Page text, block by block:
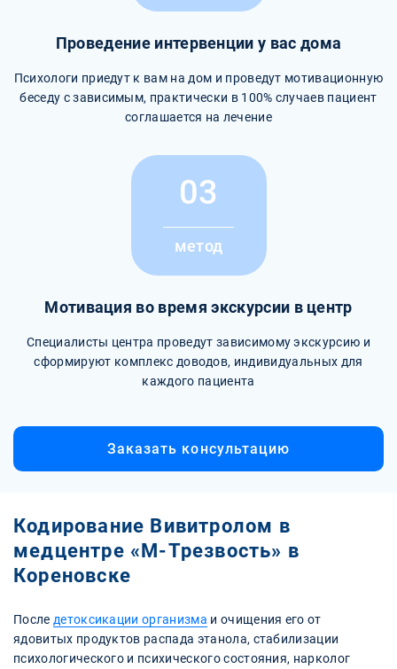
Проведение интервенции у вас дома
Психологи приедут к вам на дом и проведут мотивационную
беседу с зависимым, практически в 100% случаев пациент
соглашается на лечение
03
метод
Мотивация во время экскурсии в центр
Специалисты центра проведут зависимому экскурсию и
сформируют комплекс доводов, индивидуальных для
каждого пациента
Заказать консультацию
Кодирование Вивитролом в
медцентре «М-Трезвость» в
Кореновске
После детоксикации организма и очищения его от
ядовитых продуктов распада этанола, стабилизации
психологического и психического состояния, нарколог